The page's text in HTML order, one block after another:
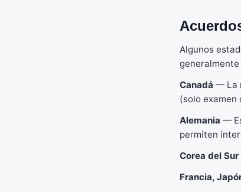
Algunos
Canadá — La
(solo examen
Alemania —
permiten
Corea del Sur
Francia,